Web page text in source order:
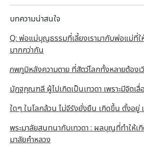
บทความน่าสนใจ
Q: พ่อแม่บุญธรรมที่เลี้ยงเรามากับพ่อแม่ที่ใ
มากกว่ากัน
ภพภูมิหลังความตาย ที่สัตว์โลกทั้งหลายต้องเ
มัฏฐกุณฑลี ผู้ไปเกิดเป็นเทวดา เพราะมีจิตเลื่
ใดๆ ในโลกล้วน ไม่จีรังยั่งยืน เกิดขึ้น ตั้งอยู่
พระมาลัยสนทนากับเทวดา : ผลบุญที่ทำให้เกิ
มาลัยคำหลวง